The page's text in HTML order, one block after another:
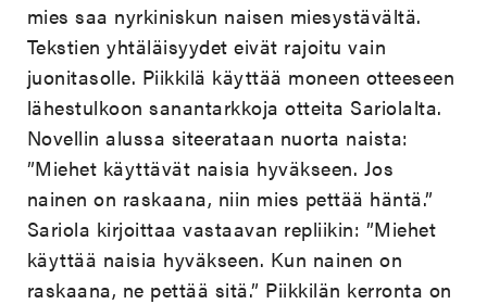
mies saa nyrkiniskun naisen miesystävältä.
Tekstien yhtäläisyydet eivät rajoitu vain
juonitasolle. Piikkilä käyttää moneen otteeseen
lähestulkoon sanantarkkoja otteita Sariolalta.
Novellin alussa siteerataan nuorta naista:
”Miehet käyttävät naisia hyväkseen. Jos
nainen on raskaana, niin mies pettää häntä.”
Sariola kirjoittaa vastaavan repliikin: ”Miehet
käyttää naisia hyväkseen. Kun nainen on
raskaana, ne pettää sitä.” Piikkilän kerronta on